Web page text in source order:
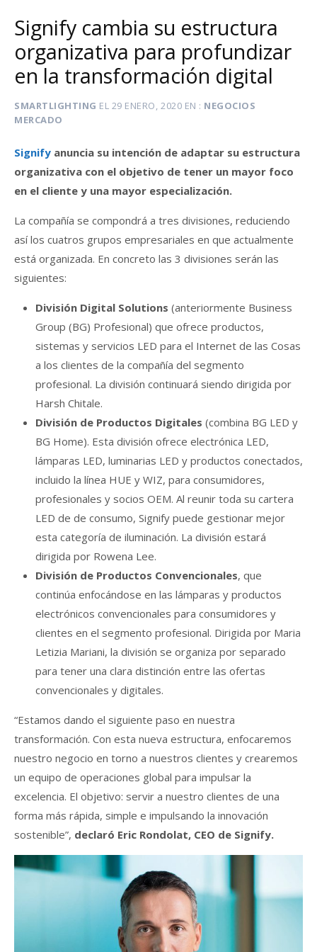
Signify cambia su estructura
organizativa para profundizar
en la transformación digital
SMARTLIGHTING EL 29 ENERO, 2020 EN
NEGOCIOS
MERCADO
Signify anuncia su intención de adaptar su estructura
organizativa con el objetivo de tener un mayor foco
en el cliente y una mayor especialización.
La compañía se compondrá a tres divisiones, reduciendo
así los cuatros grupos empresariales en que actualmente
está organizada. En concreto las 3 divisiones serán las
siguientes:
División Digital Solutions (anteriormente Business
Group (BG) Profesional) que ofrece productos,
sistemas y servicios LED para el Internet de las Cosas
a los clientes de la compañía del segmento
profesional. La división continuará siendo dirigida por
Harsh Chitale.
División de Productos Digitales (combina BG LED y
BG Home). Esta división ofrece electrónica LED,
lámparas LED, luminarias LED y productos conectados,
incluido la línea HUE y WIZ, para consumidores,
profesionales y socios OEM. Al reunir toda su cartera
LED de de consumo, Signify puede gestionar mejor
esta categoría de iluminación. La división estará
dirigida por Rowena Lee.
División de Productos Convencionales, que
continúa enfocándose en las lámparas y productos
electrónicos convencionales para consumidores y
clientes en el segmento profesional. Dirigida por Maria
Letizia Mariani, la división se organiza por separado
para tener una clara distinción entre las ofertas
convencionales y digitales.
“Estamos dando el siguiente paso en nuestra
transformación. Con esta nueva estructura, enfocaremos
nuestro negocio en torno a nuestros clientes y crearemos
un equipo de operaciones global para impulsar la
excelencia. El objetivo: servir a nuestro clientes de una
forma más rápida, simple e impulsando la innovación
sostenible”, declaró Eric Rondolat, CEO de Signify.